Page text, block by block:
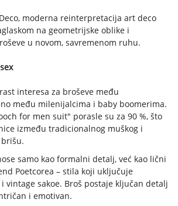
moderna reinterpretacija art deco
na geometrijske oblike i
u novom, savremenom ruhu.
interesa za broševe među
među milenijalcima i baby boomerima.
for men suit" porasle su za 90 %, što
između tradicionalnog muškog i
samo kao formalni detalj, već kao lični
Poetcorea – stila koji uključuje
vintage sakoe. Broš postaje ključan detalj
i emotivan.